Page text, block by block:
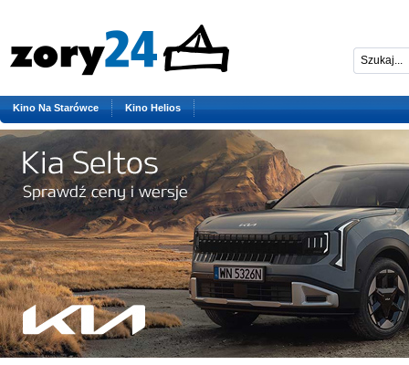
Kino Na Starówce Kino Helios